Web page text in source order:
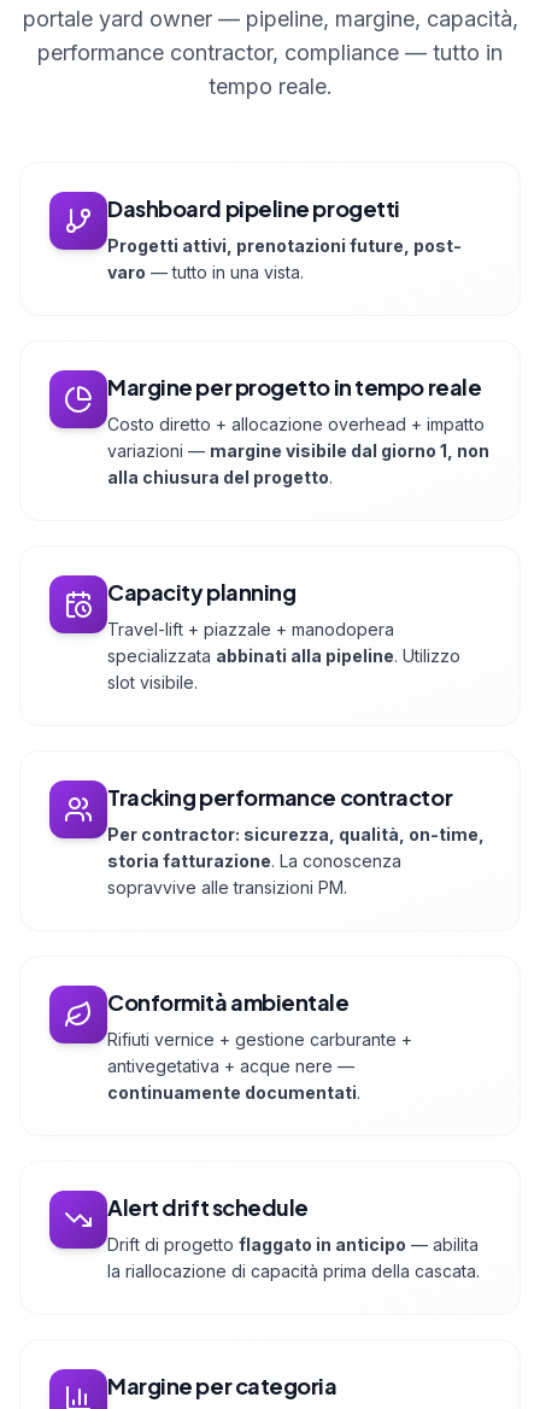
portale yard owner — pipeline, margine, capacità,
performance contractor, compliance — tutto in
tempo reale.
Dashboard pipeline progetti
Progetti attivi, prenotazioni future, post-
varo — tutto in una vista.
Margine per progetto in tempo reale
Costo diretto + allocazione overhead + impatto
variazioni — margine visibile dal giorno 1, non
alla chiusura del progetto.
Capacity planning
Travel-lift + piazzale + manodopera
specializzata abbinati alla pipeline. Utilizzo
slot visibile.
Tracking performance contractor
Per contractor: sicurezza, qualità, on-time,
storia fatturazione. La conoscenza
sopravvive alle transizioni PM.
Conformità ambientale
Rifiuti vernice + gestione carburante +
antivegetativa + acque nere —
continuamente documentati.
Alert drift schedule
Drift di progetto flaggato in anticipo — abilita
la riallocazione di capacità prima della cascata.
Margine per categoria